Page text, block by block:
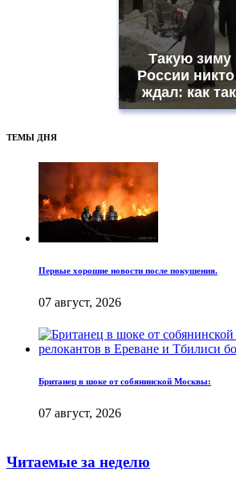
Такую зиму
России
ждал: как
ТЕМЫ ДНЯ
Первые хорошие новости после покушения.
07 август, 2026
Британец в шоке от собянинской Москвы:
07 август, 2026
Читаемые за неделю